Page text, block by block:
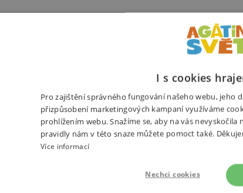
Související produkty
barevné rybky? Tato rybářská sada
nebo v létě ve venkovním bazénu. V sadě je 5
rybářská sada se hodí pro děti od 18 měsíců.
29,5 x 16,1 x 6 cm.
I s cookies
Pro zajištění správného fungování našeho webu, jeho
přizpůsobení marketingových kampaní využíváme
prohlížením webu. Snažíme se, aby na vás
pravidly nám v této snaze můžete pomoct také.
Více informací
Nechci cookies